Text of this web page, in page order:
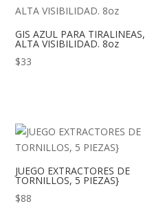
GIS AZUL PARA TIRALINEAS,
ALTA VISIBILIDAD. 8oz
$33
JUEGO EXTRACTORES DE
TORNILLOS, 5 PIEZAS}
$88